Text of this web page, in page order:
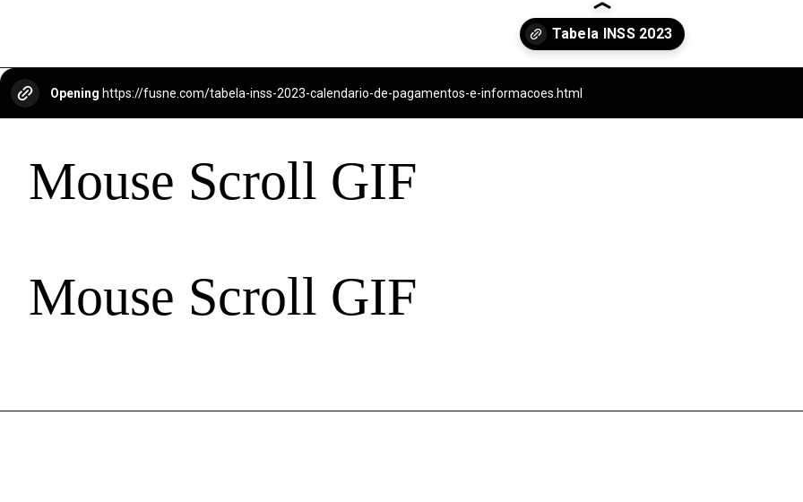
Opening https://fusne.com/tabela-inss-2023-calendario-de-pagamentos-e-informacoes.html
Mouse Scroll GIF
Mouse Scroll GIF